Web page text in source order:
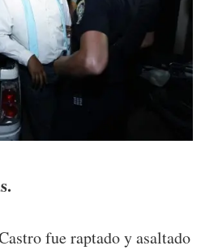
fue raptado y asaltado